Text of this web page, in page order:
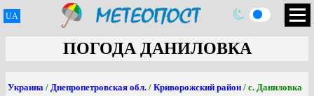
UA
ПОГОДА ДАНИЛОВКА
Украина / Днепропетровская обл. / Криворожский район / с. Даниловка